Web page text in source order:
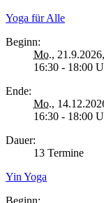
Yoga für Alle
Beginn:
Mo., 21.9.2026,
16:30 - 18:00
Ende:
Mo.,
16:30 - 18:00
Dauer:
13 Termine
Yin Yoga